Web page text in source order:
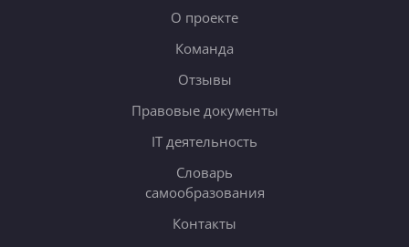
О проекте
Команда
Отзывы
Правовые документы
IT деятельность
Словарь
самообразования
Контакты